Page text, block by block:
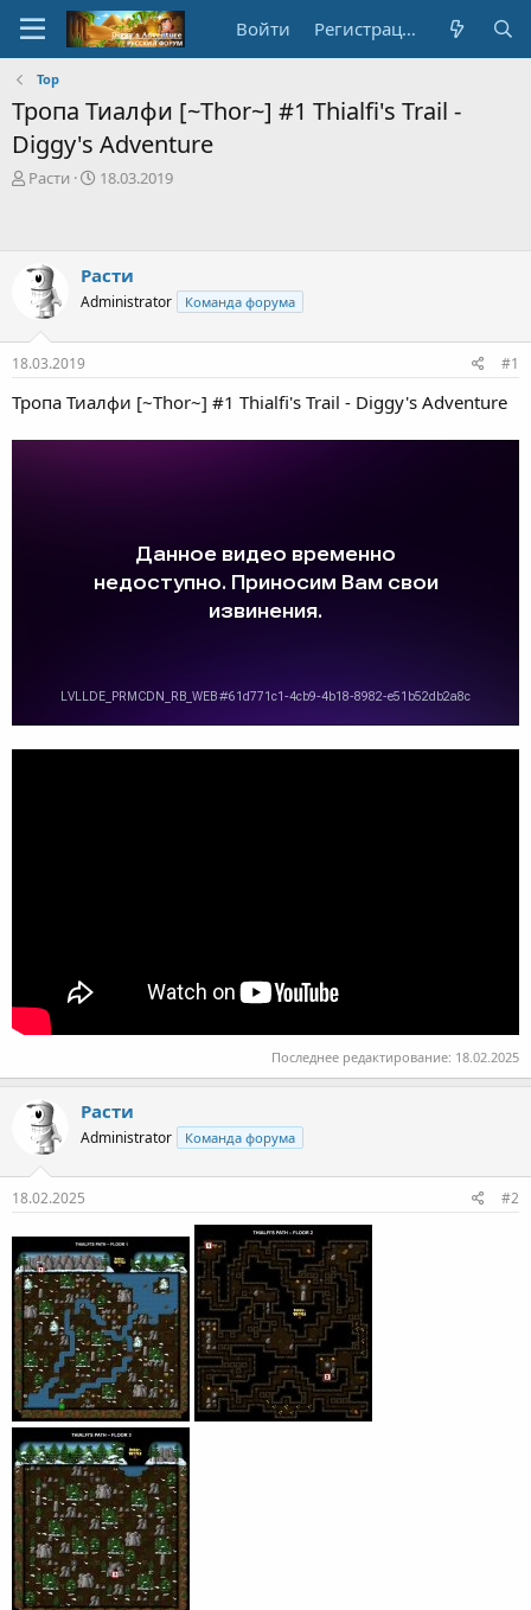
Войти Регистрация
Тор
Тропа Тиалфи [~Thor~] #1 Thialfi's Trail -
Diggy's Adventure
А
т
е
м
ы
Расти
Д
о
з
а
я
18.03.2019
Расти
Administrator Команда форума
18.03.2019 #1
Тропа Тиалфи [~Thor~] #1 Thialfi's Trail - Diggy's Adventure
Последнее редактирование: 18.02.2025
Расти
Administrator Команда форума
18.02.2025 #2